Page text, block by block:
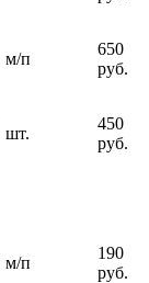
м/п
650
руб.
шт.
450
руб.
м/п
190
руб.